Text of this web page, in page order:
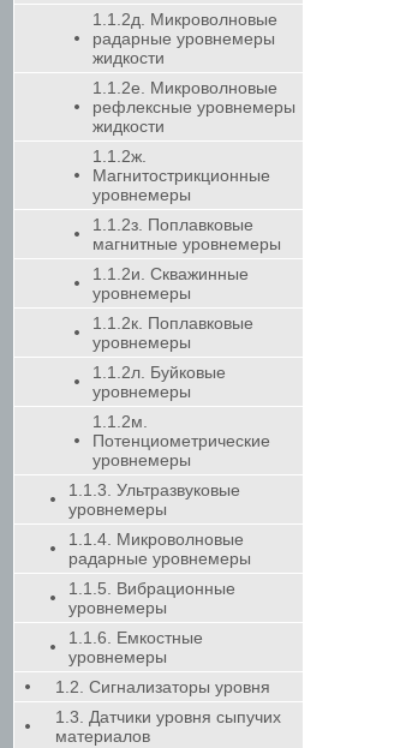
1.1.2д. Микроволновые
радарные уровнемеры
жидкости
1.1.2e. Микроволновые
рефлексные уровнемеры
жидкости
1.1.2ж.
Магнитострикционные
уровнемеры
1.1.2з. Поплавковые
магнитные уровнемеры
1.1.2и. Скважинные
уровнемеры
1.1.2к. Поплавковые
уровнемеры
1.1.2л. Буйковые
уровнемеры
1.1.2м.
Потенциометрические
уровнемеры
1.1.3. Ультразвуковые
уровнемеры
1.1.4. Микроволновые
радарные уровнемеры
1.1.5. Вибрационные
уровнемеры
1.1.6. Емкостные
уровнемеры
1.2. Сигнализаторы уровня
1.3. Датчики уровня сыпучих
материалов